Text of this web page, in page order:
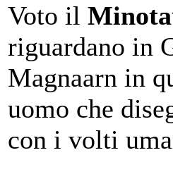
Voto il
riguardano in
Magnaarn in
uomo che
con i volti